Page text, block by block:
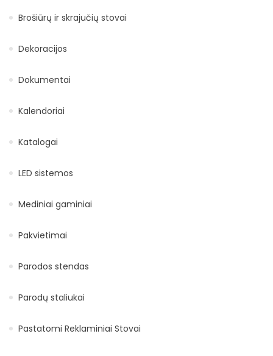
Brošiūrų ir skrajučių stovai
Dekoracijos
Dokumentai
Kalendoriai
Katalogai
LED sistemos
Mediniai gaminiai
Pakvietimai
Parodos stendas
Parodų staliukai
Pastatomi Reklaminiai Stovai